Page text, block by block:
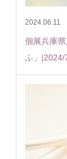
2024.06.11
個展兵庫
ふ」|2024/